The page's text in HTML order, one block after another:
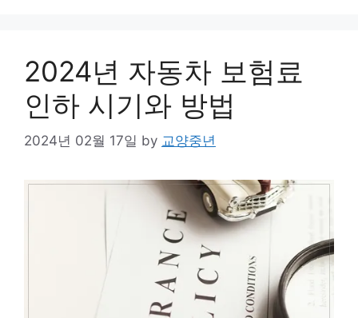
2024년 자동차 보험료
인하 시기와 방법
2024년 02월 17일 by 교양중년